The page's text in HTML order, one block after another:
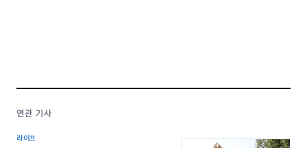
연관 기사
라이프